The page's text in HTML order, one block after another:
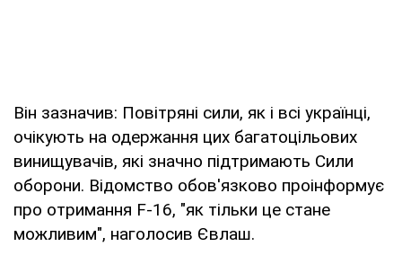
Він зазначив: Повітряні сили, як і всі українці,
очікують на одержання цих багатоцільових
винищувачів, які значно підтримають Сили
оборони. Відомство обов'язково проінформує
про отримання F-16, "як тільки це стане
можливим", наголосив Євлаш.